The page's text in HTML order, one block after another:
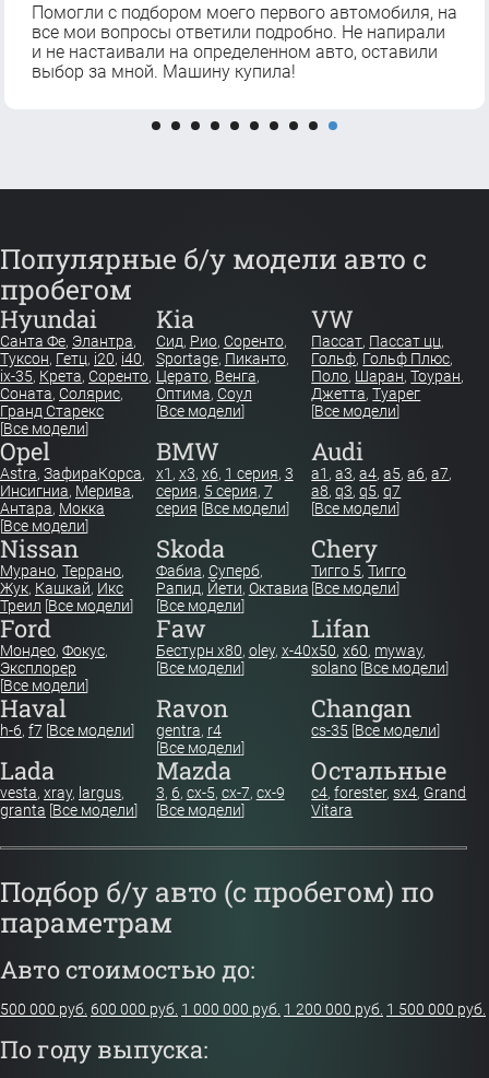
Помогли с подбором моего первого автомобиля, на
все мои вопросы ответили подробно. Не напирали
и не настаивали на определенном авто, оставили
выбор за мной. Машину купила!
Популярные б/у модели авто с
пробегом
Hyundai
Санта Фе, Элантра,
Туксон, Гетц, i20, i40,
ix-35, Крета, Соренто,
Соната, Солярис,
Гранд Старекс
[Все модели]
Kia
Сид, Рио, Соренто,
Sportage, Пиканто,
Церато, Венга,
Оптима, Соул
[Все модели]
VW
Пассат, Пассат цц,
Гольф, Гольф Плюс,
Поло, Шаран,Тоуран,
Джетта,Туарег
[Все модели]
Opel
Astra, ЗафираКорса,
Инсигниа, Мерива,
Антара, Мокка
[Все модели]
BMW
x1 , x3, x6, 1 серия, 3
серия, 5 серия, 7
серия [Все модели]
Audi
a1 ,a3,a4,a5,a6,a7,
a8,q3,q5,q7
[Все модели]
Nissan
Мурано, Террано,
Жук, Кашкай, Икс
Треил [Все модели]
Skoda
Фабиа, Суперб,
Рапид, Йети, Октавиа
[Все модели]
Chery
Тигго 5,Тигго
[Все модели]
Ford
Мондео, Фокус,
Эксплорер
[Все модели]
Faw
Бестурн х80, oley, x-40
[Все модели]
Lifan
x50,x60, myway,
solano [Все модели]
Haval
h-6, f7 [Все модели]
Ravon
gentra, r4
[Все модели]
Changan
cs-35 [Все модели]
Lada
vesta, xray, largus,
granta [Все модели]
Mazda
3, 6, cx-5, cx-7, cx-9
[Все модели]
Остальные
c4,forester,sx4, Grand
Vitara
Подбор б/у авто (с пробегом) по
параметрам
Авто стоимостью до:
500 000 руб. 600 000 руб. 1 000 000 руб. 1 200 000 руб. 1 500 000 руб.
По году выпуска: